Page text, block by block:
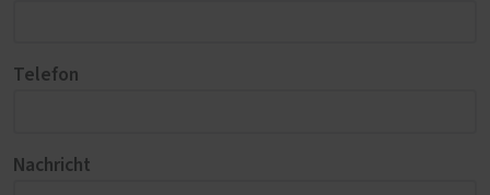
Telefon
Nachricht